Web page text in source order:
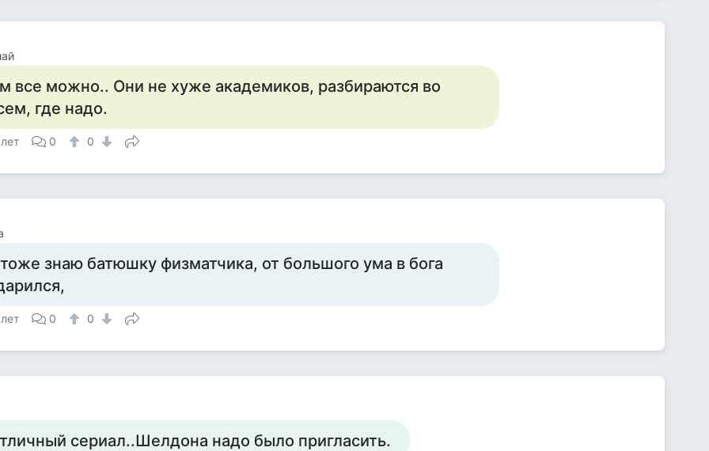
все можно.. Они не хуже академиков, разбираются во
где надо.
0 0
знаю батюшку физматчика, от большого ума в бога
0 0
сериал..Шелдона надо было пригласить.